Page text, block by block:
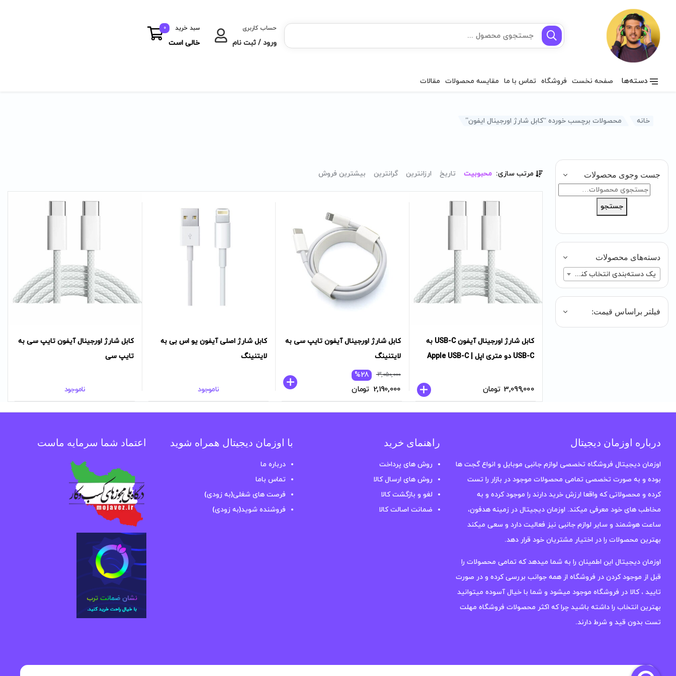
حساب کاربری
ورود / ثبت نام
سبد خرید
خالی است
0
دسته‌ها صفحه نخست فروشگاه تماس با ما مقایسه محصولات مقالات
خانه محصولات برچسب خورده “کابل شارژ اورجینال ایفون”
جست وجوی محصولات
جستجو
جستجو
دسته‌های محصولات
یک دسته‌بندی انتخاب کنید
فیلتر براساس قیمت:
مرتب سازی: محبوبیت تاریخ ارزانترین گرانترین بیشترین فروش
کابل شارژ اورجینال آیفون USB-C به
USB-C دو متری اپل | Apple USB-C
3,099,000 تومان
کابل شارژ اورجینال آیفون تایپ سی به
لایتنینگ
3,050,000
قیمت
اصلی:
3,050,000 تومان
2,190,000 تومان
قیمت
فعلی:
2,190,000 تومان.
%28
کابل شارژ اصلی آیفون یو اس بی به
لایتنینگ
ناموجود
کابل شارژ اورجینال آیفون تایپ سی به
تایپ سی
ناموجود
درباره اوزمان دیجیتال
اوزمان دیجیتال فروشگاه تخصصی لوازم جانبی موبایل و انواع گجت ها
بوده و به صورت تخصصی تمامی محصولات موجود در بازار را تست
کرده و محصولاتی که واقعا ارزش خرید دارند را موجود کرده و به
مخاطب های خود معرفی میکند. اوزمان دیجیتال در زمینه هدفون،
ساعت هوشمند و سایر لوازم جانبی نیز فعالیت دارد و سعی میکند
بهترین محصولات را در اختیار مشتریان خود قرار دهد.
اوزمان دیجیتال این اطمینان را به شما میدهد که تمامی محصولات را
قبل از موجود کردن در فروشگاه از همه جوانب بررسی کرده و در صورت
تایید ، کالا در فروشگاه موجود میشود و شما با خیال آسوده میتوانید
بهترین انتخاب را داشته باشید چرا که اکثر محصولات فروشگاه مهلت
تست بدون قید و شرط دارند.
راهنمای خرید
روش های پرداخت
روش های ارسال کالا
لغو و بازگشت کالا
ضمانت اصالت کالا
با اوزمان دیجیتال همراه شوید
درباره ما
تماس باما
فرصت های شغلی(به زودی)
فروشنده شوید(به زودی)
اعتماد شما سرمایه ماست